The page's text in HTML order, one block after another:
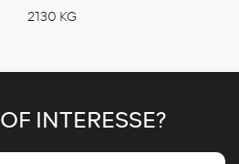
2130 KG
OF INTERESSE?